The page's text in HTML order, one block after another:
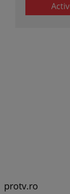
protv.ro